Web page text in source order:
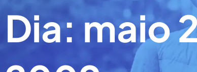
Dia: maio